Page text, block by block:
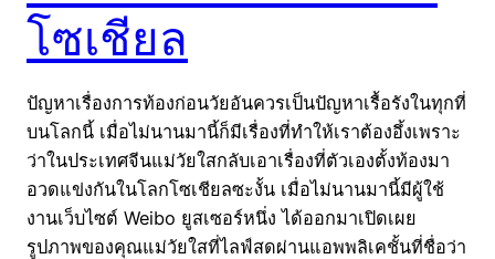
โซเชียล
ปัญหาเรื่องการท้องก่อนวัยอันควรเป็นปัญหาเรื้อรังในทุกที่
บนโลกนี้ เมื่อไม่นานมานี้ก็มีเรื่องที่ทำให้เราต้องอึ้งเพราะ
ว่าในประเทศจีนแม่วัยใสกลับเอาเรื่องที่ตัวเองตั้งท้องมา
อวดแข่งกันในโลกโซเชียลซะงั้น เมื่อไม่นานมานี้มีผู้ใช้
งานเว็บไซต์ Weibo ยูสเซอร์หนึ่ง ได้ออกมาเปิดเผย
รูปภาพของคุณแม่วัยใสที่ไลฟ์สดผ่านแอพพลิเคชั้นที่ชื่อว่า